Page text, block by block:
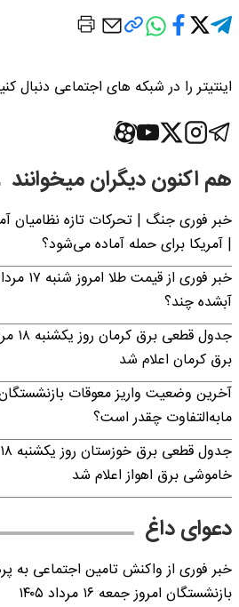
اینتیتر را در شبکه های اجتماعی دنبال
هم اکنون دیگران میخوانند
خبر فوری جنگ | تحرکات تازه نظامیان
| آمریکا برای حمله آماده می‌شود؟
آبشده چند؟
برق کرمان اعلام شد
آخرین وضعیت واریز معوقات
مابه‌التفاوت چقدر است؟
خاموشی برق اهواز اعلام شد
دعوای داغ
خبر فوری از واکنش تامین اجتماعی به
بازنشستگان امروز جمعه ۱۶ مرداد ۱۴۰۵